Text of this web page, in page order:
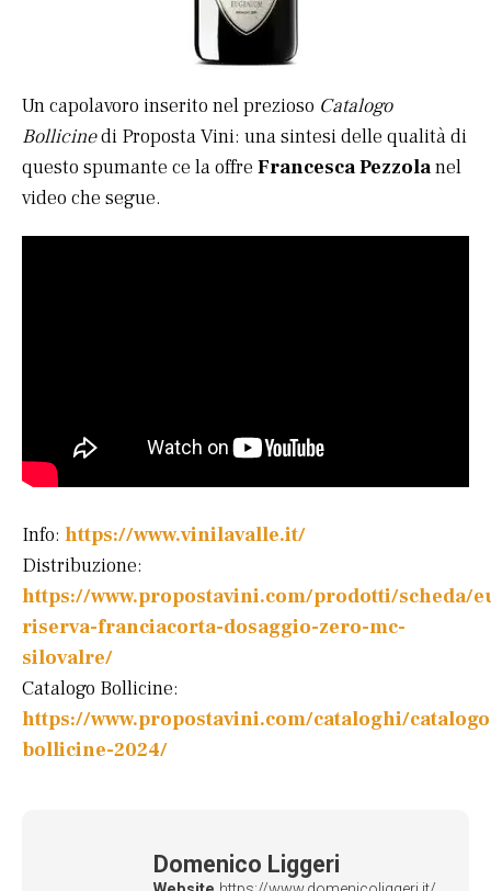
Un capolavoro inserito nel prezioso Catalogo
Bollicinedi Proposta Vini: una sintesi delle qualità di
questo spumante ce la offre Francesca Pezzolanel
video che segue.
Info: https://www.vinilavalle.it/
Distribuzione:
https://www.propostavini.com/prodotti/scheda/
riserva-franciacorta-dosaggio-zero-mc-
silovalre/
Catalogo Bollicine:
https://www.propostavini.com/cataloghi/
bollicine-2024/
Domenico Liggeri